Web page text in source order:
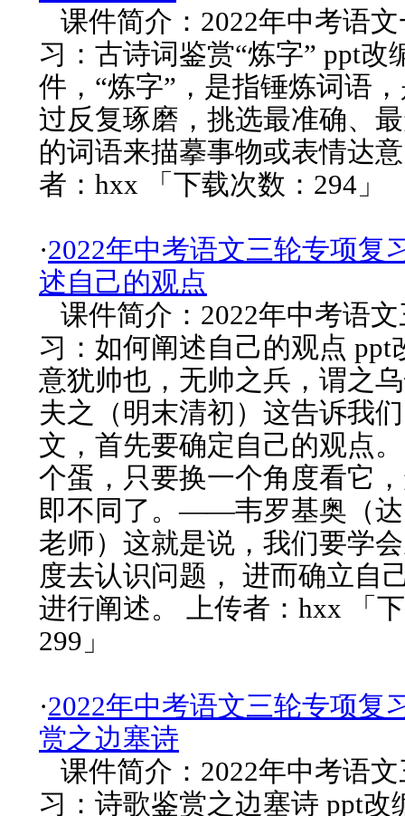
课件简介：2022年中考语
习：古诗词鉴赏“炼字” ppt改
件，“炼字”，是指锤炼词语
过反复琢磨，挑选最准确、
的词语来描摹事物或表情达
者：hxx 「下载次数：294」
·2022年中考语文三轮专项复
述自己的观点
课件简介：2022年中考语
习：如何阐述自己的观点 ppt
意犹帅也，无帅之兵，谓之
夫之（明末清初）这告诉我
文，首先要确定自己的观点
个蛋，只要换一个角度看它
即不同了。——韦罗基奥（
老师）这就是说，我们要学
度去认识问题， 进而确立自
进行阐述。 上传者：hxx 「
299」
·2022年中考语文三轮专项复
赏之边塞诗
课件简介：2022年中考语
习：诗歌鉴赏之边塞诗 ppt改